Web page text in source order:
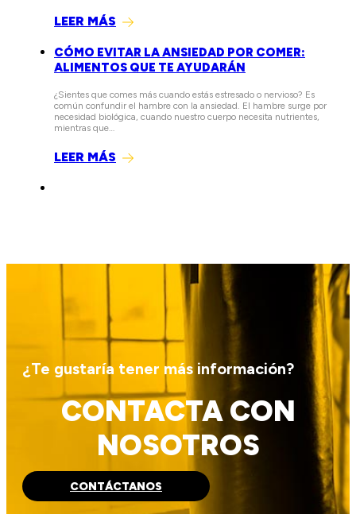
LEER MÁS
CÓMO EVITAR LA ANSIEDAD POR COMER:
ALIMENTOS QUE TE AYUDARÁN
¿Sientes que comes más cuando estás estresado o nervioso? Es
común confundir el hambre con la ansiedad. El hambre surge por
necesidad biológica, cuando nuestro cuerpo necesita nutrientes,
mientras que…
LEER MÁS
¿Te gustaría tener más información?
CONTACTA CON
NOSOTROS
CONTÁCTANOS